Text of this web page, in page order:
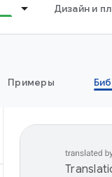
Дизайн и
Примеры